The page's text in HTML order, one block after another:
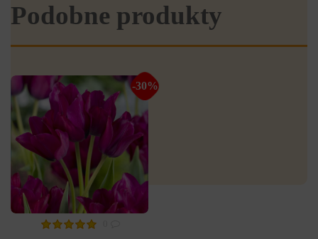
Podobne produkty
-30%